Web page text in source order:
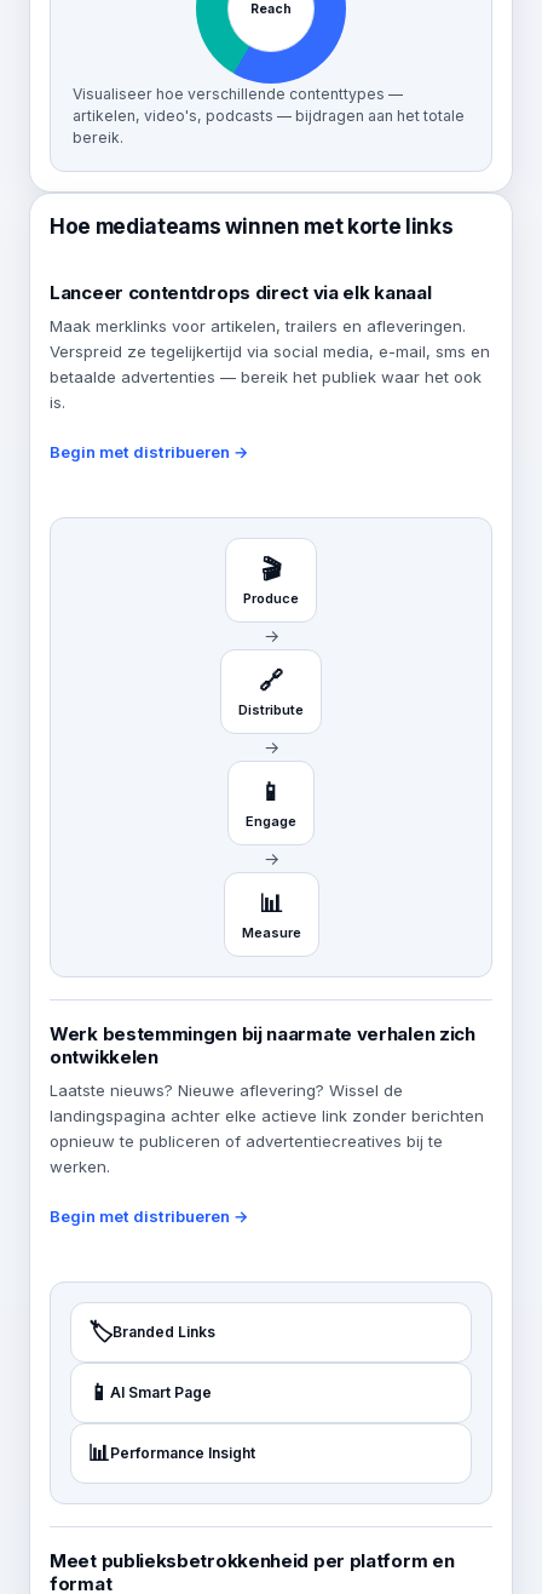
Reach
Visualiseer hoe verschillende contenttypes —
artikelen, video's, podcasts — bijdragen aan het totale
bereik.
Hoe mediateams winnen met korte links
Lanceer contentdrops direct via elk kanaal
Maak merklinks voor artikelen, trailers en afleveringen.
Verspreid ze tegelijkertijd via social media, e-mail, sms en
betaalde advertenties — bereik het publiek waar het ook
is.
Begin met distribueren →
🎬
Produce
→
🔗
Distribute
→
📱
Engage
→
📊
Measure
Werk bestemmingen bij naarmate verhalen zich
ontwikkelen
Laatste nieuws? Nieuwe aflevering? Wissel de
landingspagina achter elke actieve link zonder berichten
opnieuw te publiceren of advertentiecreatives bij te
werken.
Begin met distribueren →
🏷️Branded Links
📱 AI Smart Page
📊Performance Insight
Meet publieksbetrokkenheid per platform en
format